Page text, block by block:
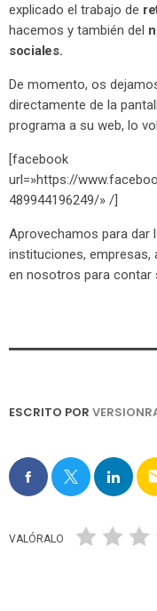
explicado el trabajo de
hacemos y también del
sociales.
De momento, os
directamente de la
programa a su web, lo
[facebook
url=»https://
489944196249/» /]
Aprovechamos para dar
instituciones,
en nosotros para contar
ESCRITO POR
VALÓRALO